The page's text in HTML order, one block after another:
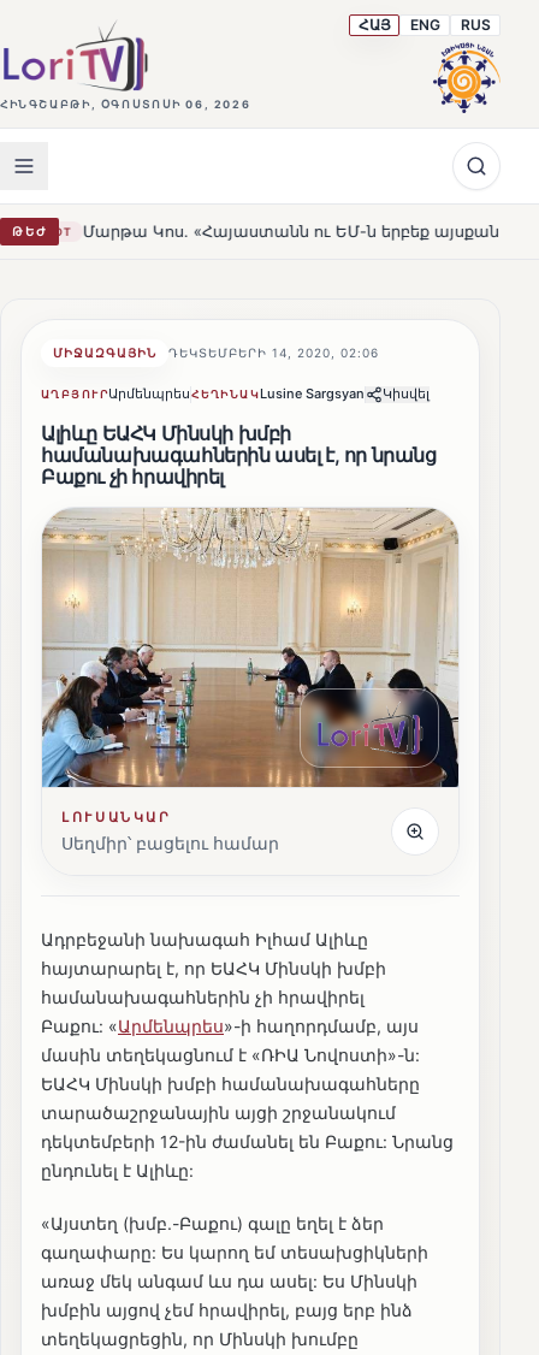
ՀԻՆԳՇԱԲԹԻ, ՕԳՈՍՏՈՍԻ 06, 2026
ՀԱՅ ENG RUS
ԹԵԺ
Կոս. «Հայաստանն ու ԵՄ-ն երբեք այսքան մոտ չեն եղել»
ՄԻՋԱԶԳԱՅԻՆ ԴԵԿՏԵՄԲԵՐԻ 14, 2020, 02:06
ԱՂԲՅՈՒՐԱրմենպրեսՀԵՂԻՆԱԿLusine Sargsyan Կիսվել
Ալիևը ԵԱՀԿ Մինսկի խմբի
համանախագահներին ասել է, որ նրանց
Բաքու չի հրավիրել
ԼՈՒՍԱՆԿԱՐ
Սեղմիր՝ բացելու համար
Ադրբեջանի նախագահ Իլհամ Ալիևը
հայտարարել է, որ ԵԱՀԿ Մինսկի խմբի
համանախագահներին չի հրավիրել
Բաքու: «Արմենպրես»-ի հաղորդմամբ, այս
մասին տեղեկացնում է «ՌԻԱ Նովոստի»-ն:
ԵԱՀԿ Մինսկի խմբի համանախագահները
տարածաշրջանային այցի շրջանակում
դեկտեմբերի 12-ին ժամանել են Բաքու: Նրանց
ընդունել է Ալիևը:
«Այստեղ (խմբ.-Բաքու) գալը եղել է ձեր
գաղափարը: Ես կարող եմ տեսախցիկների
առաջ մեկ անգամ ևս դա ասել: Ես Մինսկի
խմբին այցով չեմ հրավիրել, բայց երբ ինձ
տեղեկացրեցին, որ Մինսկի խումբը